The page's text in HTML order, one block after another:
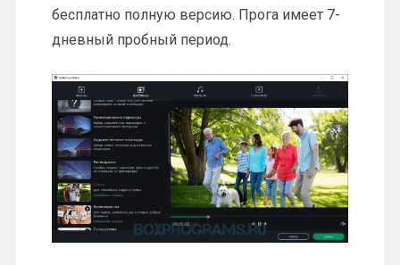
бесплатно полную версию. Прога имеет 7-
дневный пробный период.